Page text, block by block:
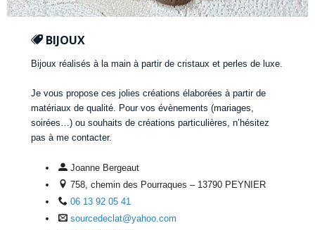
BIJOUX
Bijoux réalisés à la main à partir de cristaux et perles de luxe.
Je vous propose ces jolies créations élaborées à partir de
matériaux de qualité. Pour vos évènements (mariages,
soirées…) ou souhaits de créations particulières, n’hésitez
pas à me contacter.
Joanne Bergeaut
758, chemin des Pourraques – 13790 PEYNIER
06 13 92 05 41
sourcedeclat@yahoo.com